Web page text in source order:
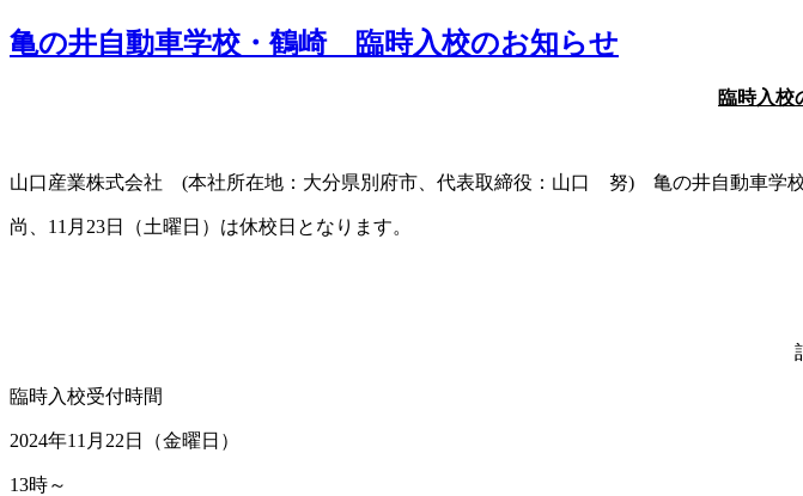
亀の井自動車学校・鶴崎 臨時入校のお知らせ
臨時入校
山口産業株式会社 (本社所在地：大分県別府市、代表取締役：山口 努) 亀の井自動車学校
尚、11月23日（土曜日）は休校日となります。
臨時入校受付時間
2024年11月22日（金曜日）
13時～